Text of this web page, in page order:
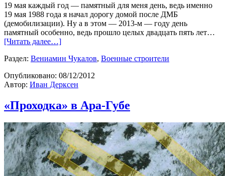
19 мая каждый год — памятный для меня день, ведь именно
19 мая 1988 года я начал дорогу домой после ДМБ
(демобилизации). Ну а в этом — 2013-м — году день
памятный особенно, ведь прошло целых двадцать пять лет…
[Читать далее…]
Раздел: Вениамин Чукалов, Военные строители
Опубликовано: 08/12/2012
Автор: Иван Дерксен
«Проходка» в Ара-Губе